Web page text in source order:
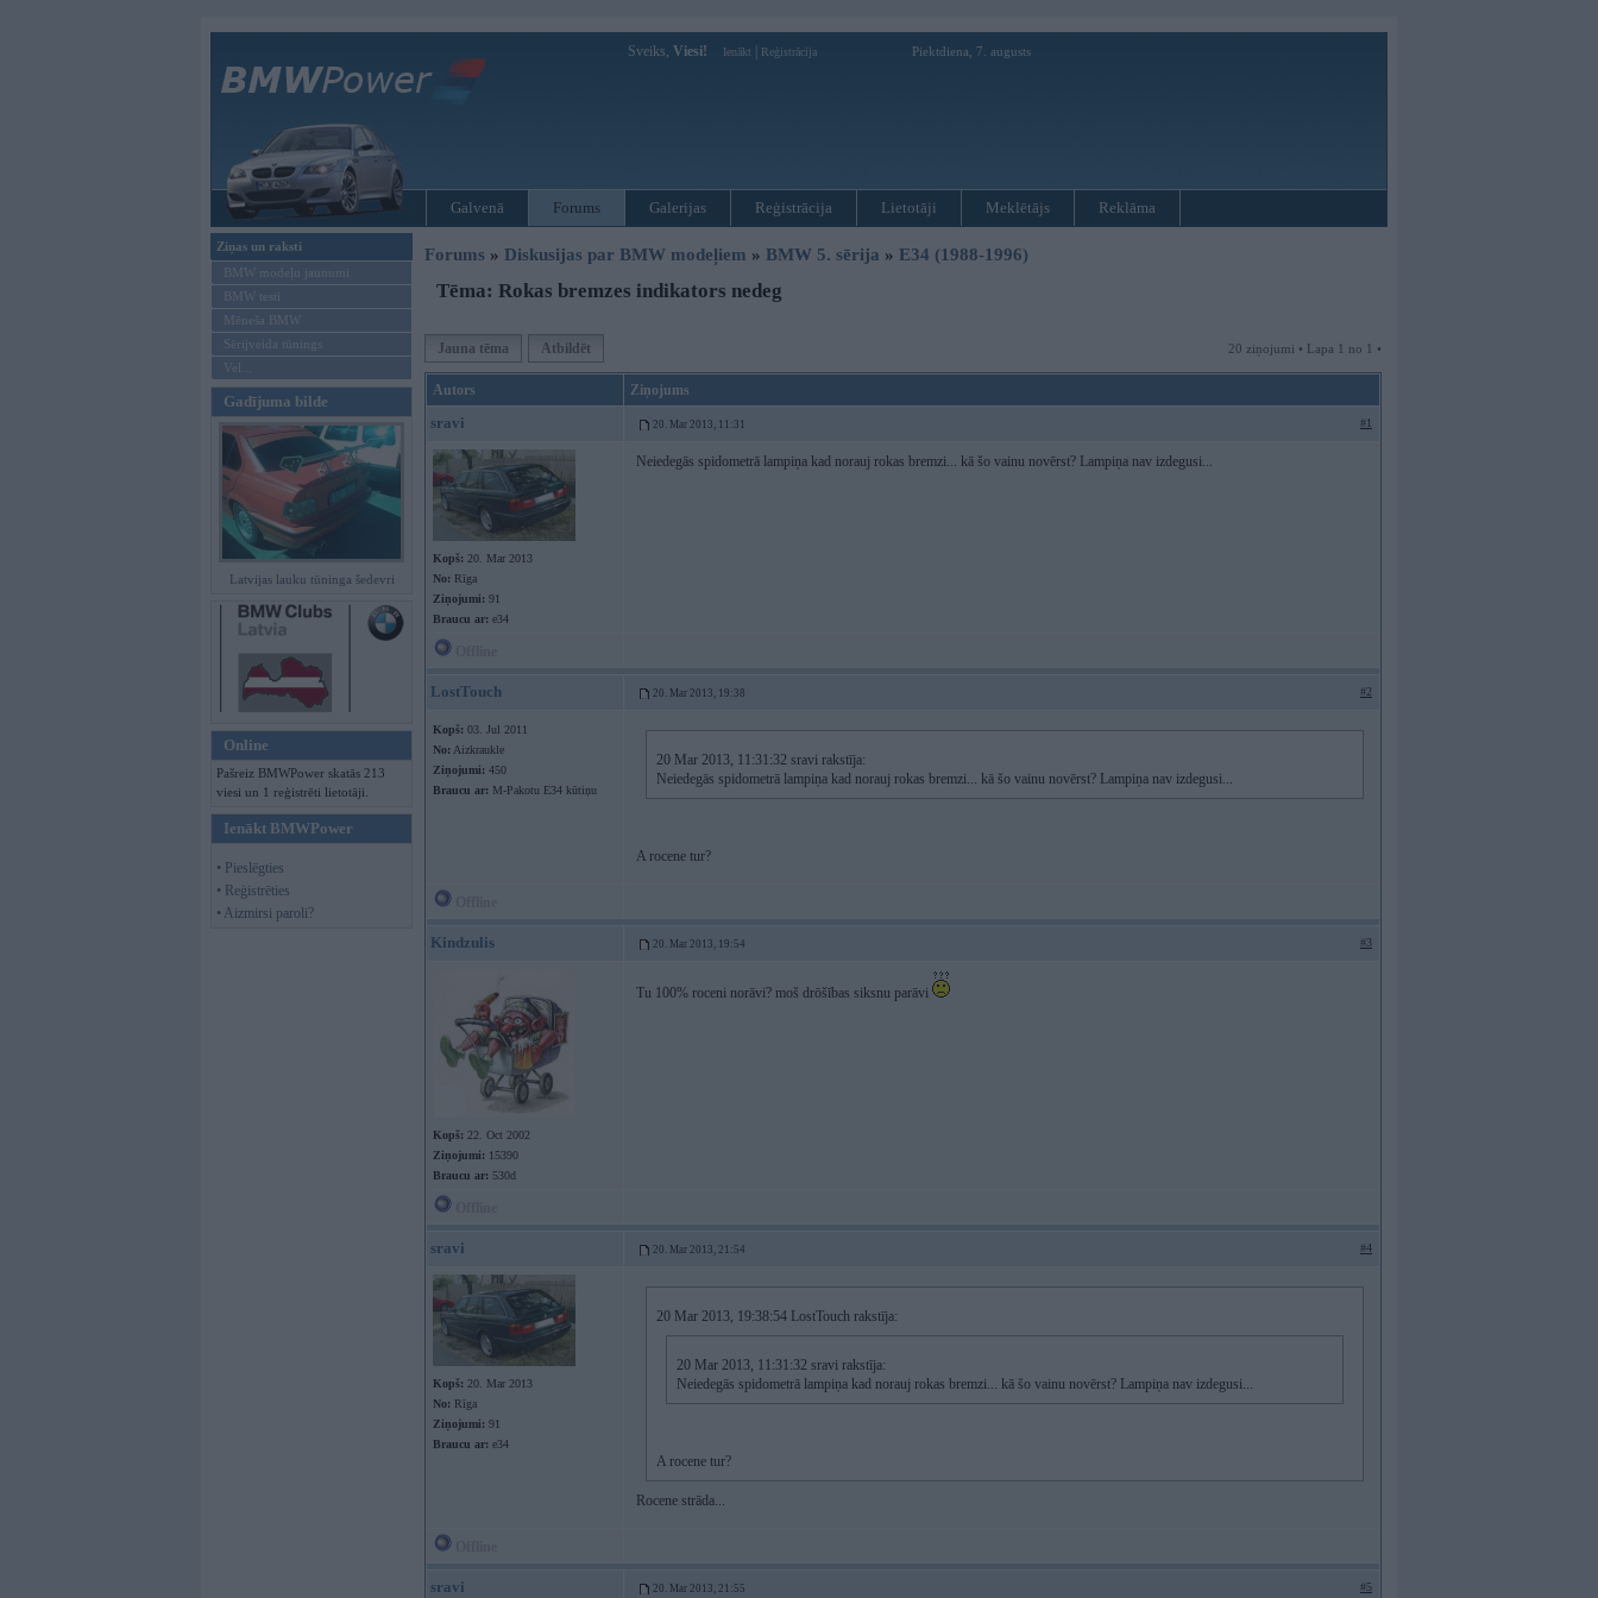
Sveiks, Viesi! Ienākt Reģistrācija Piektdiena, 7. augusts
Galvenā Forums Galerijas Reģistrācija Lietotāji Meklētājs Reklāma
Ziņas un raksti
BMW modeļu jaunumi
BMW testi
Mēneša BMW
Sērijveida tūnings
Vel...
Gadījuma bilde
Latvijas lauku tūninga šedevri
Online
Pašreiz BMWPower skatās 213
viesi un 1 reģistrēti lietotāji.
Ienākt BMWPower
• Pieslēgties
• Reģistrēties
• Aizmirsi paroli?
Forums » Diskusijas par BMW modeļiem » BMW 5. sērija » E34 (1988-1996)
Tēma: Rokas bremzes indikators nedeg
Jauna tēma Atbildēt 20 ziņojumi • Lapa 1 no 1 •
Autors Ziņojums
sravi 20. Mar 2013, 11:31 #1
Kopš: 20. Mar 2013
No: Rīga
Ziņojumi: 91
Braucu ar: e34
Neiedegās spidometrā lampiņa kad norauj rokas bremzi... kā šo vainu novērst? Lampiņa nav izdegusi...
LostTouch 20. Mar 2013, 19:38 #2
Kopš: 03. Jul 2011
No: Aizkraukle
Ziņojumi: 450
Braucu ar: M-Pakotu E34 kūtiņu
20 Mar 2013, 11:31:32 sravi rakstīja:
Neiedegās spidometrā lampiņa kad norauj rokas bremzi... kā šo vainu novērst? Lampiņa nav izdegusi...
A rocene tur?
Kindzulis 20. Mar 2013, 19:54 #3
Kopš: 22. Oct 2002
Ziņojumi: 15390
Braucu ar: 530d
Tu 100% roceni norāvi? moš drōšības siksnu parāvi
sravi 20. Mar 2013, 21:54 #4
Kopš: 20. Mar 2013
No: Rīga
Ziņojumi: 91
Braucu ar: e34
20 Mar 2013, 19:38:54 LostTouch rakstīja:
20 Mar 2013, 11:31:32 sravi rakstīja:
Neiedegās spidometrā lampiņa kad norauj rokas bremzi... kā šo vainu novērst? Lampiņa nav izdegusi...
A rocene tur?
Rocene strāda...
sravi 20. Mar 2013, 21:55 #5